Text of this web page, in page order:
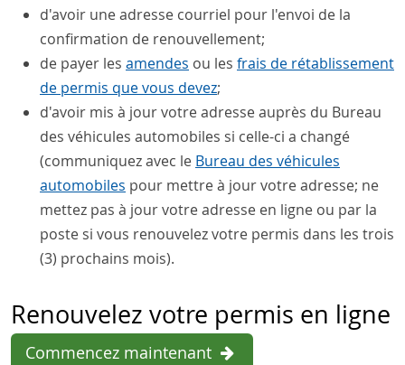
d'avoir une adresse courriel pour l'envoi de la
confirmation de renouvellement;
de payer les amendes ou les frais de rétablissement
de permis que vous devez;
d'avoir mis à jour votre adresse auprès du Bureau
des véhicules automobiles si celle-ci a changé
(communiquez avec le Bureau des véhicules
automobiles pour mettre à jour votre adresse; ne
mettez pas à jour votre adresse en ligne ou par la
poste si vous renouvelez votre permis dans les trois
(3) prochains mois).
Renouvelez votre permis en ligne
Commencez maintenant